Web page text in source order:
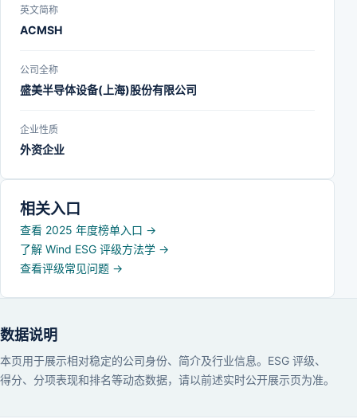
英文简称
ACMSH
公司全称
盛美半导体设备(上海)股份有限公司
企业性质
外资企业
相关入口
查看 2025 年度榜单入口 →
了解 Wind ESG 评级方法学 →
查看评级常见问题 →
数据说明
本页用于展示相对稳定的公司身份、简介及行业信息。ESG 评级、
得分、分项表现和排名等动态数据，请以前述实时公开展示页为准。